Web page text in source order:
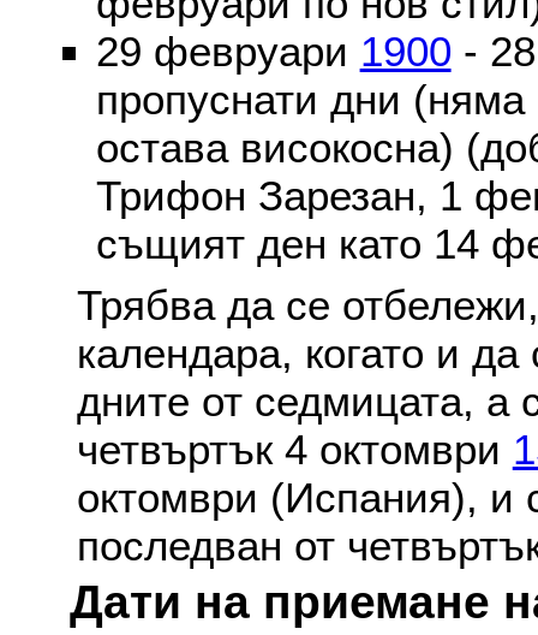
29 февруари 1900 -
пропуснати дни
остава високосна)
Трифон Зарезан, 1
същият ден като 14
Трябва да се
календара, когато и
дните от седмицата, а
четвъртък 4 октомври
октомври (Испания), и
последван от
Дати на приемане